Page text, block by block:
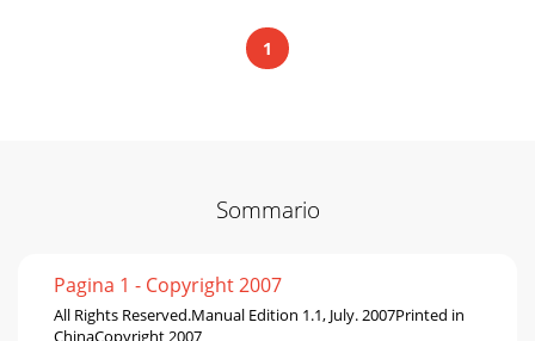
1
Sommario
Pagina 1 - Copyright 2007
All Rights Reserved.Manual Edition 1.1, July. 2007Printed in
ChinaCopyright 2007